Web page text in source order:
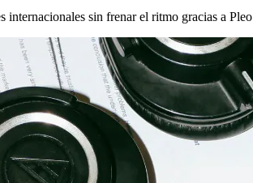
sin frenar el ritmo gracias a Pleo